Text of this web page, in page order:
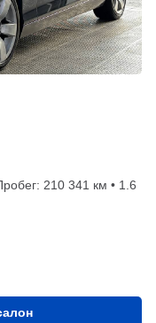
210 341 км • 1.6